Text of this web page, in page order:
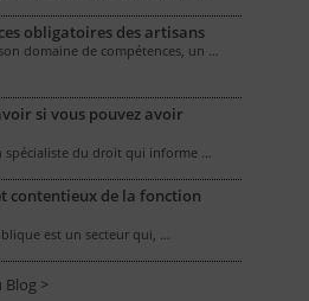
obligatoires des artisans
domaine de compétences, un …
si vous pouvez avoir
spécialiste du droit qui informe …
contentieux de la fonction
est un secteur qui, …
Blog >